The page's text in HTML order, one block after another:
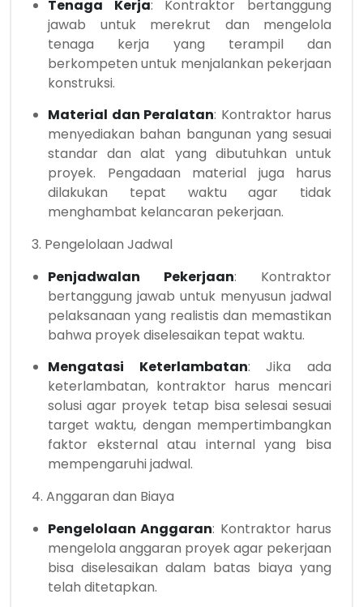
Tenaga Kerja: Kontraktor bertanggung
jawab untuk merekrut dan mengelola
tenaga kerja yang terampil dan
berkompeten untuk menjalankan pekerjaan
konstruksi.
Material dan Peralatan: Kontraktor harus
menyediakan bahan bangunan yang sesuai
standar dan alat yang dibutuhkan untuk
proyek. Pengadaan material juga harus
dilakukan tepat waktu agar tidak
menghambat kelancaran pekerjaan.
3. Pengelolaan Jadwal
Penjadwalan Pekerjaan: Kontraktor
bertanggung jawab untuk menyusun jadwal
pelaksanaan yang realistis dan memastikan
bahwa proyek diselesaikan tepat waktu.
Mengatasi Keterlambatan: Jika ada
keterlambatan, kontraktor harus mencari
solusi agar proyek tetap bisa selesai sesuai
target waktu, dengan mempertimbangkan
faktor eksternal atau internal yang bisa
mempengaruhi jadwal.
4. Anggaran dan Biaya
Pengelolaan Anggaran: Kontraktor harus
mengelola anggaran proyek agar pekerjaan
bisa diselesaikan dalam batas biaya yang
telah ditetapkan.